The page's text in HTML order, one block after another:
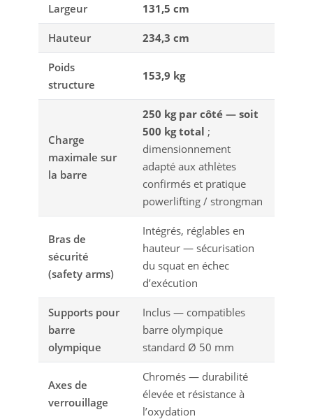
Largeur 131,5 cm
Hauteur 234,3 cm
Poids
structure
153,9 kg
Charge
maximale sur
la barre
250 kg par côté — soit
500 kg total ;
dimensionnement
adapté aux athlètes
confirmés et pratique
powerlifting / strongman
Bras de
sécurité
(safety arms)
Intégrés, réglables en
hauteur — sécurisation
du squat en échec
d’exécution
Supports pour
barre
olympique
Inclus — compatibles
barre olympique
standard Ø 50 mm
Axes de
verrouillage
Chromés — durabilité
élevée et résistance à
l’oxydation